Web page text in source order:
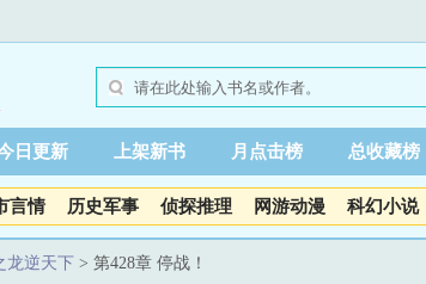
日更新 上架新书 月点击榜 总收藏榜
言情 历史军事 侦探推理 网游动漫 科幻小说
龙逆天下 > 第428章 停战！